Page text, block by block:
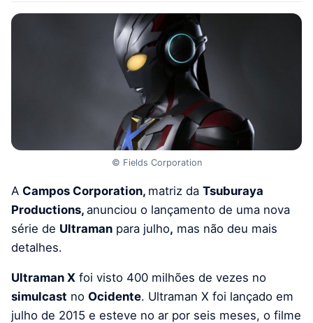
© Fields Corporation
A Campos Corporation, matriz da Tsuburaya
Productions, anunciou o lançamento de uma nova
série de Ultraman para julho, mas não deu mais
detalhes.
Ultraman X foi visto 400 milhões de vezes no
simulcast no Ocidente. Ultraman X foi lançado em
julho de 2015 e esteve no ar por seis meses, o filme